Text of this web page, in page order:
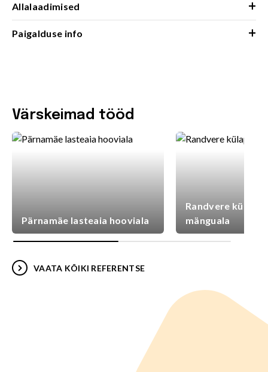
Allalaadimised +
Paigalduse info +
Värskeimad tööd
Pärnamäe lasteaia hooviala
Randvere
mänguala
VAATA KÕIKI REFERENTSE